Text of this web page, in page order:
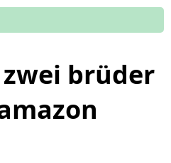
brüder